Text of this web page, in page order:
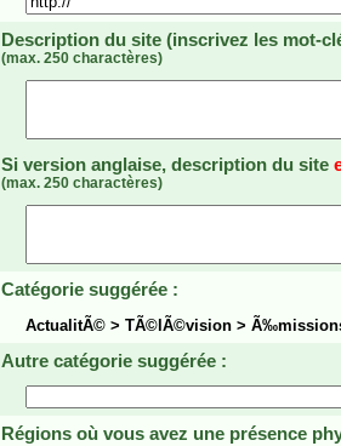
Description du site (inscrivez les mot-
(max. 250 charactères)
Si version anglaise, description du site
(max. 250 charactères)
Catégorie suggérée :
ActualitÃ© > TÃ©lÃ©vision >
Autre catégorie suggérée :
Régions où vous avez une présence